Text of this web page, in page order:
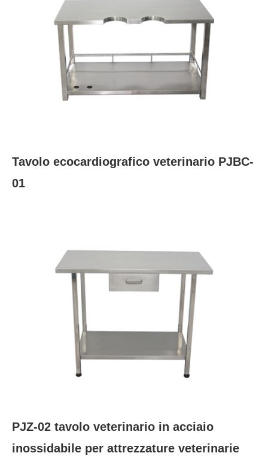
Tavolo ecocardiografico veterinario PJBC-
01
PJZ-02 tavolo veterinario in acciaio
inossidabile per attrezzature veterinarie